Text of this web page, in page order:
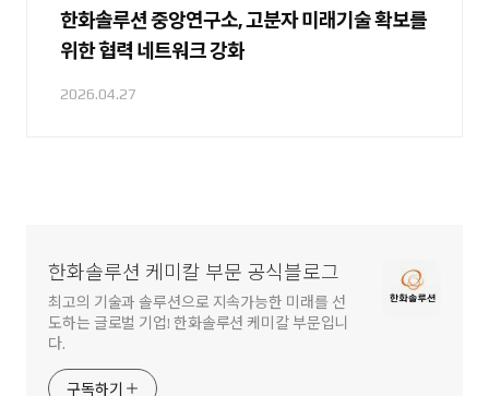
한화솔루션 중앙연구소, 고분자 미래기술 확보를
위한 협력 네트워크 강화
2026.04.27
한화솔루션 케미칼 부문 공식블로그
최고의 기술과 솔루션으로 지속가능한 미래를 선
도하는 글로벌 기업! 한화솔루션 케미칼 부문입니
다.
구독하기